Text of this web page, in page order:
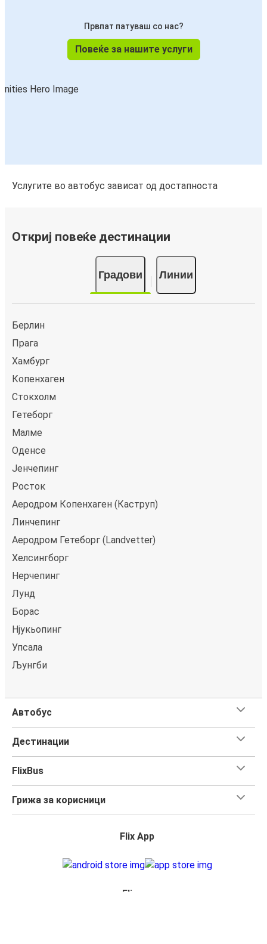
Првпат патуваш со нас?
Повеќе за нашите услуги
Услугите во автобус зависат од достапноста
Откриј повеќе дестинации
Градови Линии
Берлин
Прага
Хамбург
Копенхаген
Стокхолм
Гетеборг
Малме
Оденсе
Јенчепинг
Росток
Аеродром Копенхаген (Каструп)
Линчепинг
Аеродром Гетеборг (Landvetter)
Хелсингборг
Нерчепинг
Лунд
Борас
Нјукьопинг
Упсала
Љунгби
Автобус
Дестинации
FlixBus
Грижа за корисници
Flix App
Flix на: